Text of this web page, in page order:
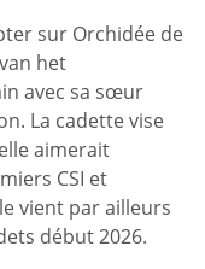
sur Orchidée de
het
avec sa sœur
La cadette vise
aimerait
CSI et
vient par ailleurs
début 2026.